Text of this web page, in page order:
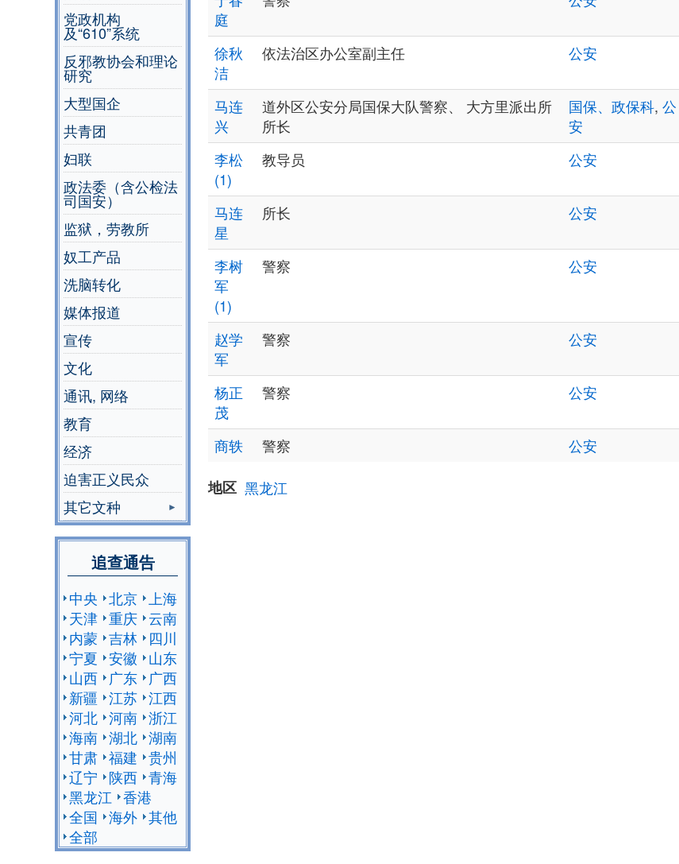
党政机构
及“610”系统
反邪教协会和理论
研究
大型国企
共青团
妇联
政法委（含公检法
司国安）
监狱，劳教所
奴工产品
洗脑转化
媒体报道
宣传
文化
通讯, 网络
教育
经济
迫害正义民众
其它文种
追查通告
中央 北京 上海
天津 重庆 云南
内蒙 吉林
四川
宁夏 安徽
山东
山西
广东
广西
新疆 江苏 江西
河北 河南 浙江
海南 湖北 湖南
甘肃 福建 贵州
辽宁
陕西 青海
黑龙江 香港
全国 海外 其他
全部
庭
徐秋
洁
依法治区办公室副主任 公安
马连
兴
道外区公安分局国保大队警察、 大方里派出所
所长
国保、政保科, 公
安
李松
(1)
教导员 公安
马连
星
所长 公安
李树
军
(1)
警察 公安
赵学
军
警察 公安
杨正
茂
警察 公安
商轶 警察 公安
地区 黑龙江